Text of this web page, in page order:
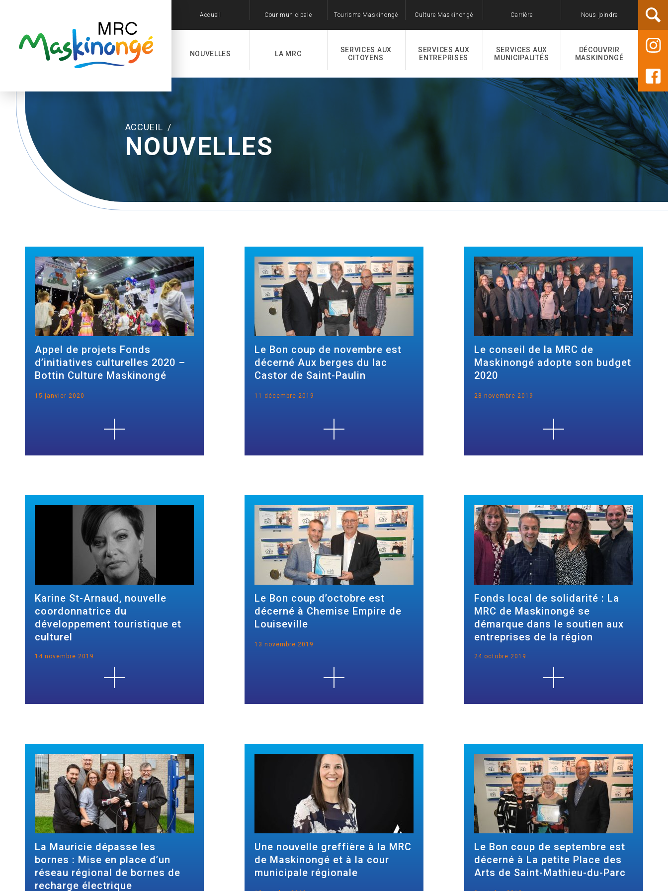
Accueil Cour municipale Tourisme Maskinongé Culture Maskinongé Carrière Nous joindre
NOUVELLES LA MRC
SERVICES AUX
CITOYENS
SERVICES AUX
ENTREPRISES
SERVICES AUX
MUNICIPALITÉS
DÉCOUVRIR
MASKINONGÉ
ACCUEIL /
NOUVELLES
Appel de projets Fonds
d’initiatives culturelles 2020 –
Bottin Culture Maskinongé
15 janvier 2020
Le Bon coup de novembre est
décerné Aux berges du lac
Castor de Saint-Paulin
11 décembre 2019
Le conseil de la MRC de
Maskinongé adopte son budget
2020
28 novembre 2019
Karine St-Arnaud, nouvelle
coordonnatrice du
développement touristique et
culturel
14 novembre 2019
Le Bon coup d’octobre est
décerné à Chemise Empire de
Louiseville
13 novembre 2019
Fonds local de solidarité : La
MRC de Maskinongé se
démarque dans le soutien aux
entreprises de la région
24 octobre 2019
La Mauricie dépasse les
bornes : Mise en place d’un
réseau régional de bornes de
recharge électrique
Une nouvelle greffière à la MRC
de Maskinongé et à la cour
municipale régionale
Le Bon coup de septembre est
décerné à La petite Place des
Arts de Saint-Mathieu-du-Parc